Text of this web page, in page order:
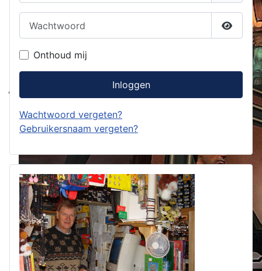
Toon
Onthoud mij
Inloggen
Wachtwoord vergeten?
Gebruikersnaam vergeten?